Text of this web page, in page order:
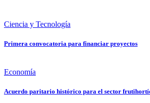
Ciencia y Tecnología
Primera convocatoria para financiar proyectos
Economía
Acuerdo paritario histórico para el sector